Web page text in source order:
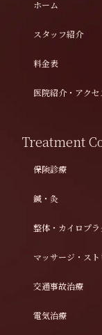
ホーム
スタッフ紹介
料金表
医院紹介・アクセ
Treatment
保険診療
鍼・灸
整体・カイロプラ
マッサージ・ス
交通事故治療
電気治療